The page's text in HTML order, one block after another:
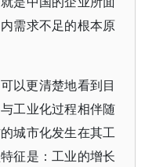
需求不足的根本原
以更清楚地看到目
工业化过程相伴随
城市化发生在其工
征是：工业的增长